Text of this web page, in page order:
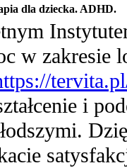
dla dziecka. ADHD.
w zakresie
i